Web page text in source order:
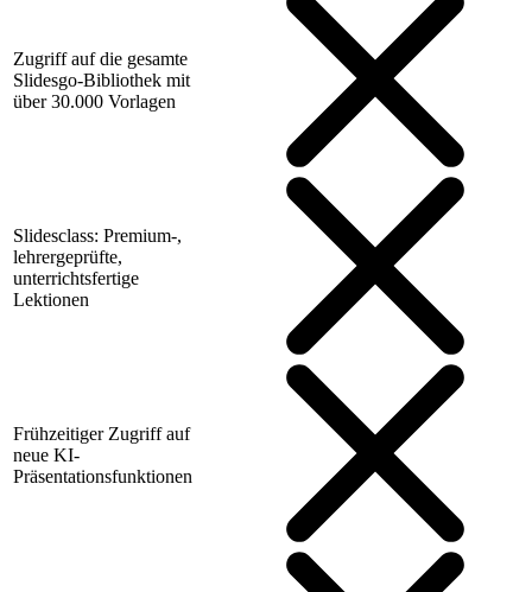
Zugriff auf die gesamte
Slidesgo-Bibliothek mit
über 30.000 Vorlagen
Slidesclass: Premium-,
lehrergeprüfte,
unterrichtsfertige
Lektionen
Frühzeitiger Zugriff auf
neue KI-
Präsentationsfunktionen